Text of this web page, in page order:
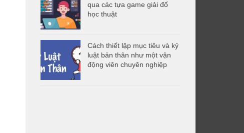
qua các tựa game giải đố
học thuật
Cách thiết lập mục tiêu và kỷ
luật bản thân như một vận
động viên chuyên nghiệp